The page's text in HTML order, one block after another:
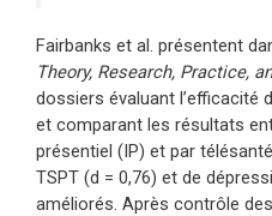
Fairbanks et al. présentent
Theory, Research, Practice,
dossiers évaluant l’efficacité
et comparant les résultats
présentiel (IP) et par
TSPT (d = 0,76) et de
améliorés. Après contrôle